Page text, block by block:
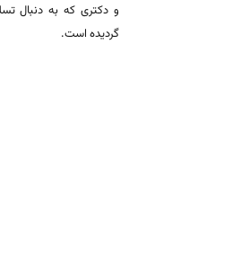
و دکتری که به دنبال
گردیده است.